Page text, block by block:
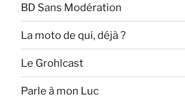
BD Sans Modération
La moto de qui, déjà ?
Le Grohlcast
Parle à mon Luc